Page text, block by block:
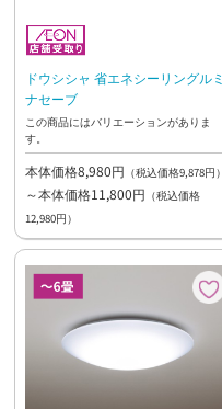
ドウシシャ 省エネシーリングルミ
ナセーブ
この商品にはバリエーションがありま
す。
本体価格8,980円 （税込価格9,878円）
～本体価格11,800円 （税込価格
12,980円）